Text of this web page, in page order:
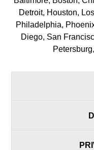
Detroit, Houston,
Philadelphia,
Diego, San